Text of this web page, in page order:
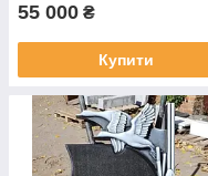
55 000 ₴
Купити